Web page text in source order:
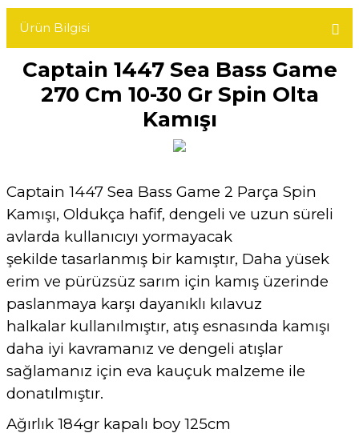
Ürün Bilgisi
Captain 1447 Sea Bass Game
270 Cm 10-30 Gr Spin Olta
Kamışı
Captain 1447 Sea Bass Game 2 Parça Spin
Kamışı, Oldukça hafif, dengeli ve uzun süreli
avlarda kullanıcıyı yormayacak
şekilde tasarlanmış bir kamıştır, Daha yüsek
erim ve pürüzsüz sarım için kamış üzerinde
paslanmaya karşı dayanıklı kılavuz
halkalar kullanılmıştır, atış esnasında kamışı
daha iyi kavramanız ve dengeli atışlar
sağlamanız için eva kauçuk malzeme ile
donatılmıştır.
Ağırlık 184gr kapalı boy 125cm